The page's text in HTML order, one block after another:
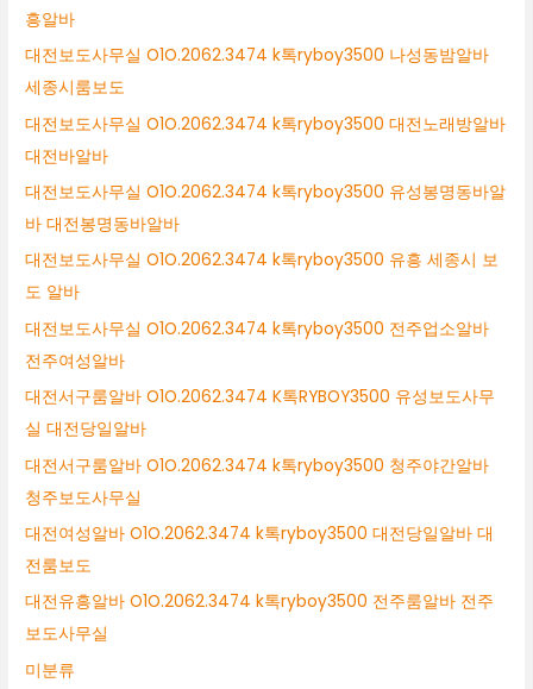
흥알바
대전보도사무실 O1O.2062.3474 k톡ryboy3500 나성동밤알바
세종시룸보도
대전보도사무실 O1O.2062.3474 k톡ryboy3500 대전노래방알바
대전바알바
대전보도사무실 O1O.2062.3474 k톡ryboy3500 유성봉명동바알
바 대전봉명동바알바
대전보도사무실 O1O.2062.3474 k톡ryboy3500 유흥 세종시 보
도 알바
대전보도사무실 O1O.2062.3474 k톡ryboy3500 전주업소알바
전주여성알바
대전서구룸알바 O1O.2062.3474 K톡RYBOY3500 유성보도사무
실 대전당일알바
대전서구룸알바 O1O.2062.3474 k톡ryboy3500 청주야간알바
청주보도사무실
대전여성알바 O1O.2062.3474 k톡ryboy3500 대전당일알바 대
전룸보도
대전유흥알바 O1O.2062.3474 k톡ryboy3500 전주룸알바 전주
보도사무실
미분류